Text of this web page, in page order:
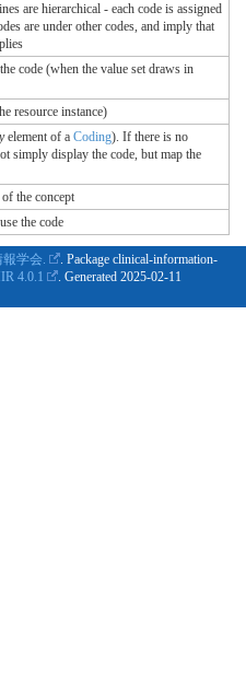
are hierarchical - each code is assigned
are under other codes, and imply that
code (when the value set draws in
resource instance)
element of a Coding). If there is no
simply display the code, but map the
the concept
the code
学会.
. Package clinical-information-
4.0.1 . Generated 2025-02-11